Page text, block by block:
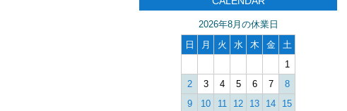
2026年8月の休業日
日
月 火 水 木 金
土
1
2
3 4 5 6 7
8
9
10 11 12 13 14
15